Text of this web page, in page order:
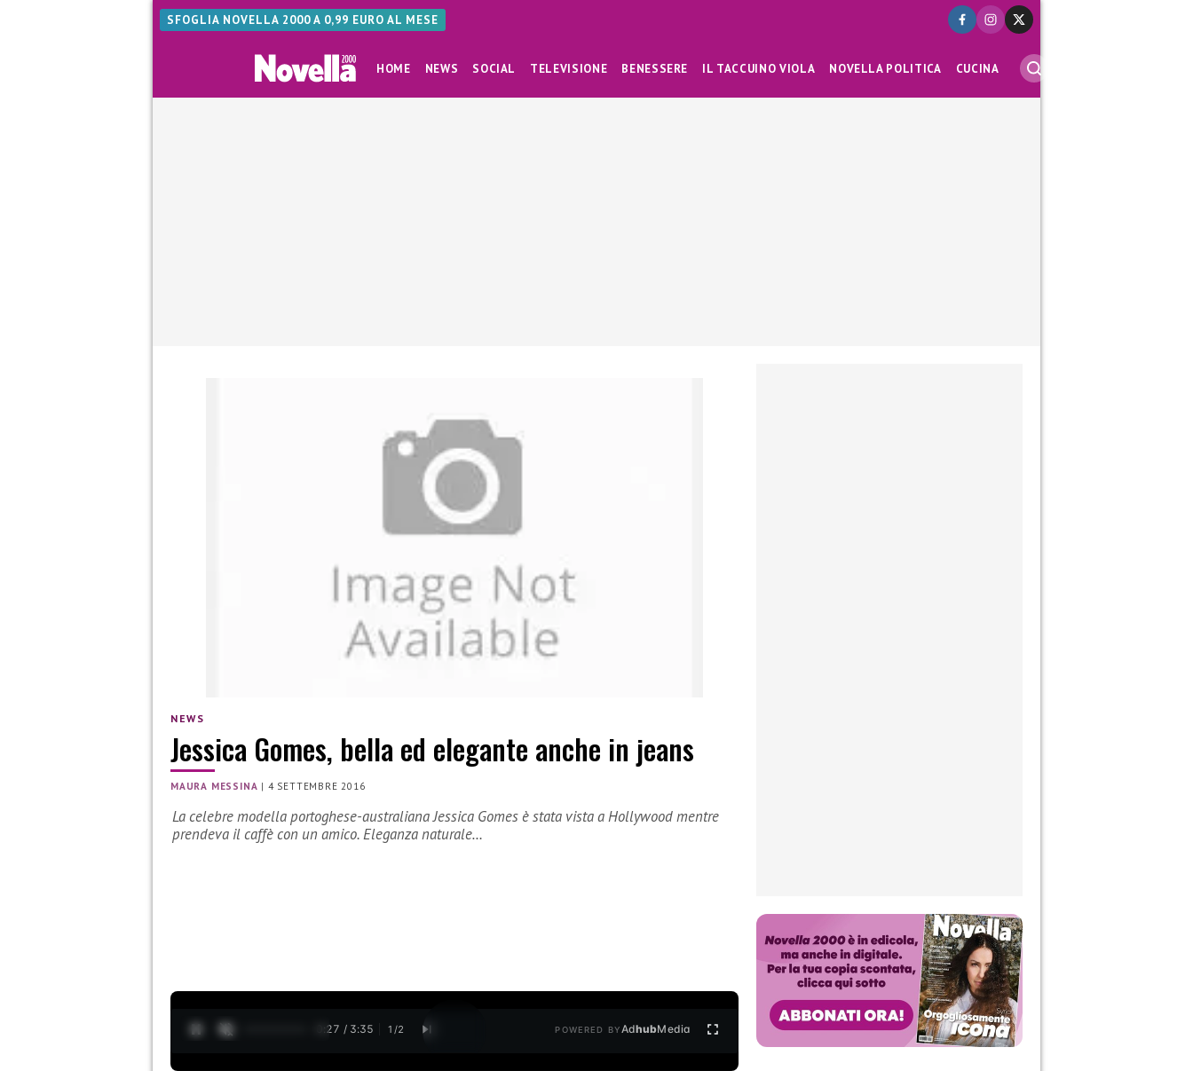
SFOGLIA NOVELLA 2000 A 0,99 EURO AL MESE
HOME NEWS SOCIAL TELEVISIONE BENESSERE IL TACCUINO VIOLA NOVELLA POLITICA CUCINA
NEWS
Jessica Gomes, bella ed elegante anche in jeans
MAURA MESSINA | 4 SETTEMBRE 2016
La celebre modella portoghese-australiana Jessica Gomes è stata vista a Hollywood mentre
prendeva il caffè con un amico. Eleganza naturale…
0:28 / 3:35 1 /2 POWERED BYAdhubMedia